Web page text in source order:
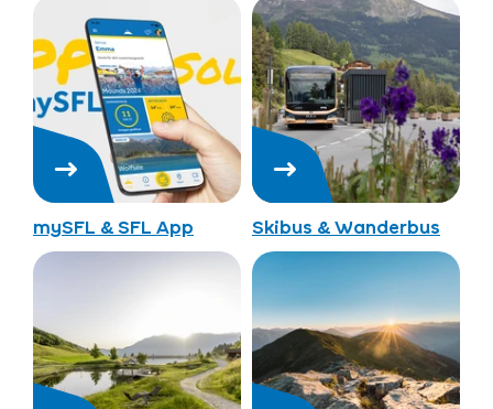
mySFL & SFL App Skibus & Wanderbus